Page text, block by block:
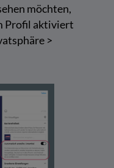
möchten,
Profil aktiviert
>